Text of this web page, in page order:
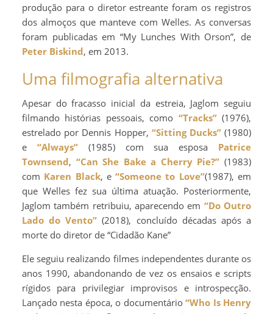
produção para o diretor estreante foram os registros
dos almoços que manteve com Welles. As conversas
foram publicadas em “My Lunches With Orson”, de
Peter Biskind, em 2013.
Uma filmografia alternativa
Apesar do fracasso inicial da estreia, Jaglom seguiu
filmando histórias pessoais, como “Tracks”(1976),
estrelado por Dennis Hopper, “Sitting Ducks”(1980)
e “Always”(1985) com sua esposa Patrice
Townsend, “Can She Bake a Cherry Pie?” (1983)
com Karen Black, e“Someone to Love”(1987), em
que Welles fez sua última atuação. Posteriormente,
Jaglom também retribuiu, aparecendo em “Do Outro
Lado do Vento” (2018), concluído décadas após a
morte do diretor de “Cidadão Kane”
Ele seguiu realizando filmes independentes durante os
anos 1990, abandonando de vez os ensaios e scripts
rígidos para privilegiar improvisos e introspecção.
Lançado nesta época, o documentário“Who Is Henry